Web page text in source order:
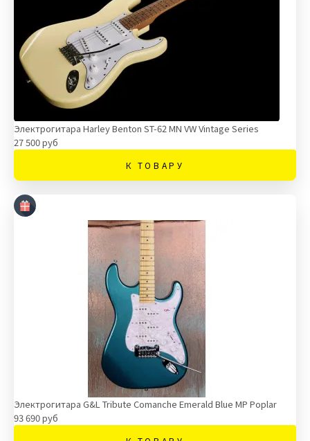
Электрогитара Harley Benton ST-62 MN VW Vintage Series
27 500 руб
К ТОВАРУ
Электрогитара G&L Tribute Comanche Emerald Blue MP Poplar
93 690 руб